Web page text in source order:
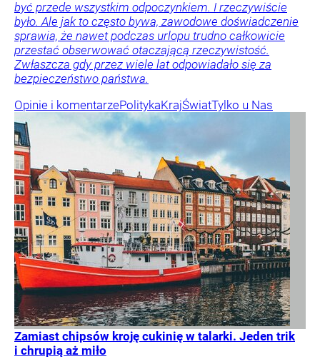
być przede wszystkim odpoczynkiem. I rzeczywiście
było. Ale jak to często bywa, zawodowe doświadczenie
sprawia, że nawet podczas urlopu trudno całkowicie
przestać obserwować otaczającą rzeczywistość.
Zwłaszcza gdy przez wiele lat odpowiadało się za
bezpieczeństwo państwa.
Opinie i komentarzePolitykaKrajŚwiatTylko u Nas
Zamiast chipsów kroję cukinię w talarki. Jeden trik
i chrupią aż miło